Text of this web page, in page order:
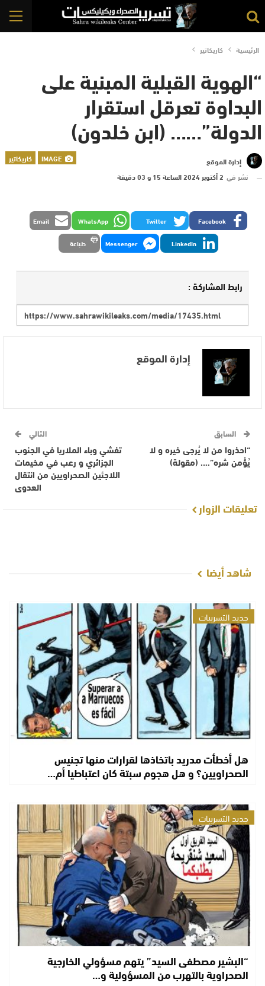
الرئيسية كاريكاتير
“الهوية القبلية المبنية على
البداوة تعرقل استقرار
الدولة”…… (ابن خلدون)
كاريكاتير
إدارة الموقع
نشر في 2 أكتوبر 2024 الساعة 15 و 03 دقيقة
Facebook
Twitter
WhatsApp
Email
LinkedIn
Messenger طباعة
رابط المشاركة :
إدارة الموقع
السابق
“احذروا من لا يُرجى خيره و لا
يُؤْمن شره”…. (مقولة)
التالي
تفشي وباء الملاريا في الجنوب
الجزائري و رعب في مخيمات
اللاجئين الصحراويين من انتقال
العدوى
تعليقات الزوار
شاهد أيضا
جديد التسريبات
هل أخطأت مدريد باتخاذها لقرارات منها تجنيس
الصحراويين؟ و هل هجوم سبتة كان اعتباطيا أم…
جديد التسريبات
“البشير مصطفى السيد” يتهم مسؤولي الخارجية
الصحراوية بالتهرب من المسؤولية و…